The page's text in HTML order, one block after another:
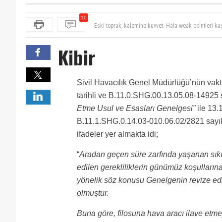
10
Servet Bey bakın ICAO bile 1972'de yayınladığı
kaliteli değil ki şirketler kaliteli olsun. Biz lisans
Yazmaya devam hocam iskele babalarına rağmen
Alt yapı olmadan hızlı Büyümenin yolu
Çok öğretici ve aydınlatıcı bir yazı olmuş, ellerinize
Hazır yetişmiş personel var piyasada neden kendi
Eski toprak, kalemine kuvvet. Hala weak pointleri
Kibir
Sivil Havacılık Genel Müdürlüğü’nün
tarihli ve B.11.0.SHG.00.13.05.08-14925
Etme Usul ve Esasları Genelgesi” ile
B.11.1.SHG.0.14.03-010.06.02/2821
ifadeler yer almakta idi;
“Aradan geçen süre zarfında yaşanan
edilen gerekliliklerin günümüz
yönelik söz konusu Genelgenin revize
olmuştur.
Buna göre, filosuna hava aracı ilave